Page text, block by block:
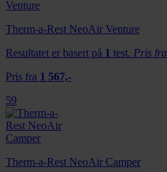
Therm-a-Rest NeoAir Venture
Resultatet er basert på 1 test. Pris fra
Pris fra 1 567,-
59
Therm-a-Rest NeoAir Camper